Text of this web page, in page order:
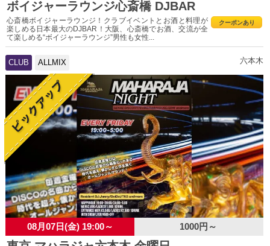
ボイジャーラウンジ心斎橋 DJBAR
クーポンあり
心斎橋ボイジャーラウンジ！クラブイベントとお酒と料理が
楽しめる日本最大のDJBAR！大阪、心斎橋でお酒、交流が全
て楽しめる“ボイジャーラウンジ”男性も女性...
CLUB ALLMIX 六本木
08月07日(金) 19:00～ 1000円～